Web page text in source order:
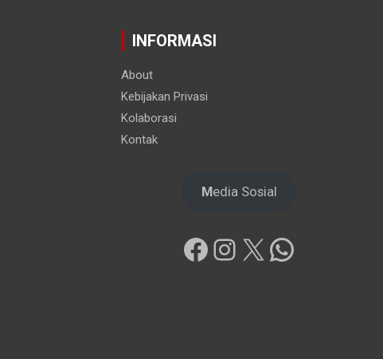
INFORMASI
About
Kebijakan Privasi
Kolaborasi
Kontak
Media Sosial
Facebook
Instagram
X